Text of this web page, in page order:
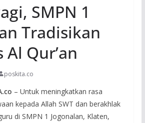
SMPN 1
Tradisikan
Qur’an
poskita.co
– Untuk meningkatkan rasa
kepada Allah SWT dan berakhlak
di SMPN 1 Jogonalan, Klaten,